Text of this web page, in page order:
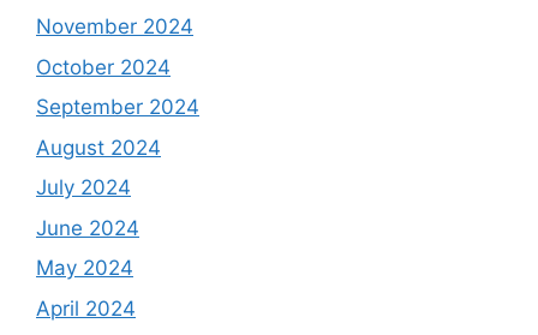
November 2024
October 2024
September 2024
August 2024
July 2024
June 2024
May 2024
April 2024